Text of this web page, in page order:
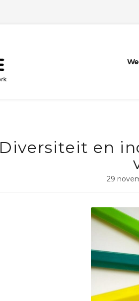
Diversiteit en
29